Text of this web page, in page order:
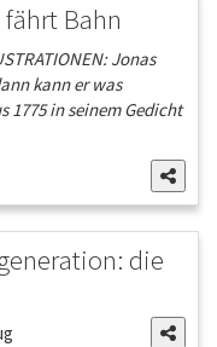
fährt Bahn
Jonas
kann er was
1775 in seinem Gedicht
die